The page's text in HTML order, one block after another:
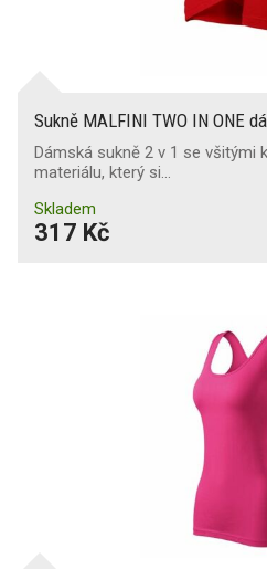
Sukně MALFINI TWO IN ONE
Dámská sukně 2 v 1 se všitými
materiálu, který si…
Skladem
317 Kč